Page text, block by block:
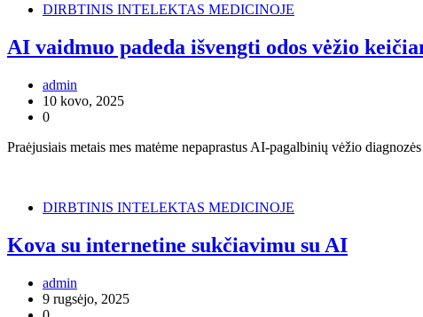
DIRBTINIS INTELEKTAS MEDICINOJE
AI vaidmuo padeda išvengti odos vėžio
admin
10 kovo, 2025
0
Praėjusiais metais mes matėme nepaprastus AI-pagalbinių vėžio
DIRBTINIS INTELEKTAS MEDICINOJE
Kova su internetine sukčiavimu su AI
admin
9 rugsėjo, 2025